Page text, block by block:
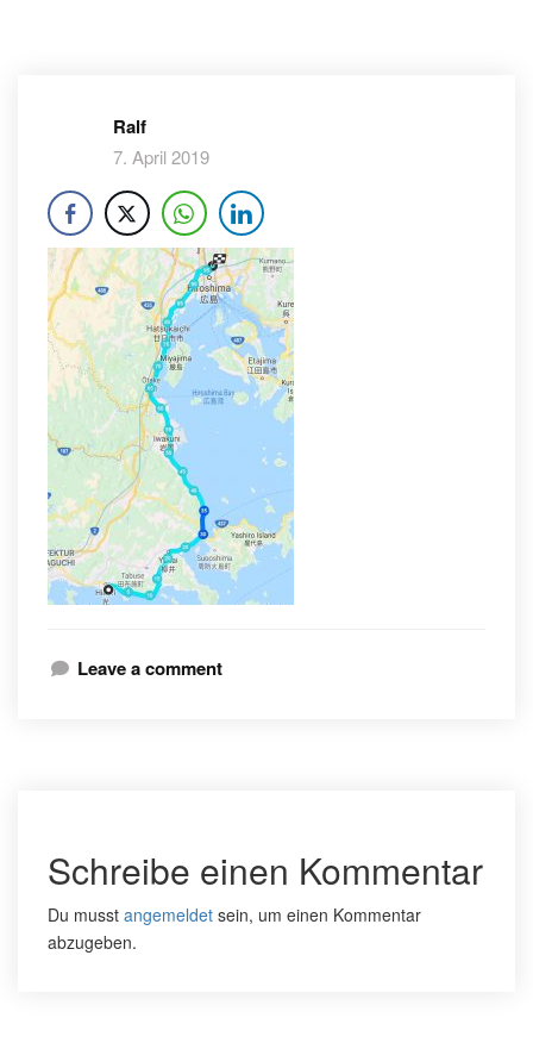
Ralf
7. April 2019
Leave a comment
Schreibe einen Kommentar
Du musst angemeldet sein, um einen Kommentar
abzugeben.